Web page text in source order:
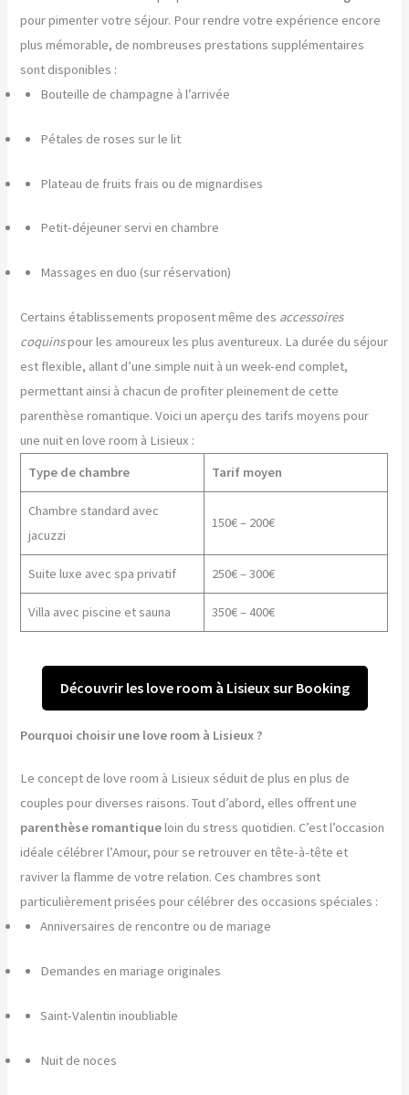
pour pimenter votre séjour. Pour rendre votre expérience encore
plus mémorable, de nombreuses prestations supplémentaires
sont disponibles :
Bouteille de champagne à l’arrivée
Pétales de roses sur le lit
Plateau de fruits frais ou de mignardises
Petit-déjeuner servi en chambre
Massages en duo (sur réservation)
Certains établissements proposent même des accessoires
coquinspour les amoureux les plus aventureux. La durée du séjour
est flexible, allant d’une simple nuit à un week-end complet,
permettant ainsi à chacun de profiter pleinement de cette
parenthèse romantique. Voici un aperçu des tarifs moyens pour
une nuit en love room à Lisieux :
Type de chambre
Tarif moyen
Chambre standard avec
jacuzzi
150€ – 200€
Suite luxe avec spa privatif 250€ – 300€
Villa avec piscine et sauna 350€ – 400€
Découvrir les love room à Lisieux sur Booking
Pourquoi choisir une love room à Lisieux ?
Le concept de love room à Lisieux séduit de plus en plus de
couples pour diverses raisons. Tout d’abord, elles offrent une
parenthèse romantiqueloin du stress quotidien. C’est l’occasion
idéale célébrer l’Amour, pour se retrouver en tête-à-tête et
raviver la flamme de votre relation. Ces chambres sont
particulièrement prisées pour célébrer des occasions spéciales :
Anniversaires de rencontre ou de mariage
Demandes en mariage originales
Saint-Valentin inoubliable
Nuit de noces